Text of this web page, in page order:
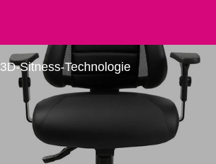
3D-Sitness-Technologie